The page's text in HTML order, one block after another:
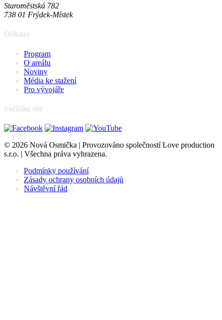
Staroměstská 782
738 01 Frýdek-Místek
Odkazy
Program
O areálu
Noviny
Média ke stažení
Pro vývojáře
Sociální sítě
© 2026 Nová Osmička | Provozováno společností Love production
s.r.o. | Všechna práva vyhrazena.
Podmínky používání
Zásady ochrany osobních údajů
Návštěvní řád